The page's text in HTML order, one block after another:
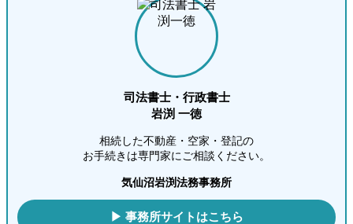
司法書士・行政書士
岩渕 一徳
相続した不動産・空家・登記の
お手続きは専門家にご相談ください。
気仙沼岩渕法務事務所
▶ 事務所サイトはこちら